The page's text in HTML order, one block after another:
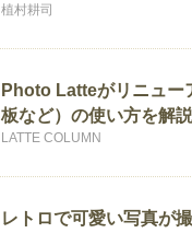
植村耕司
Photo Latteがリニュー
板など）の使い方を解説
LATTE COLUMN
レトロで可愛い写真が